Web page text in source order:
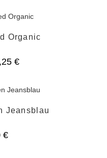
Organic
€Aktueller
Preis
Jeansblau
€